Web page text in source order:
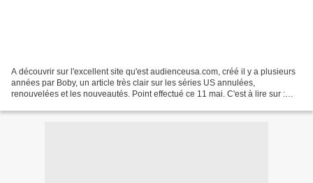
A découvrir sur l'excellent site qu'est audienceusa.com, créé il y a plusieurs
années par Boby, un article très clair sur les séries US annulées,
renouvelées et les nouveautés. Point effectué ce 11 mai. C'est à lire sur :
sur-toutes-les-series-annulees-reconduites-et-commandees-